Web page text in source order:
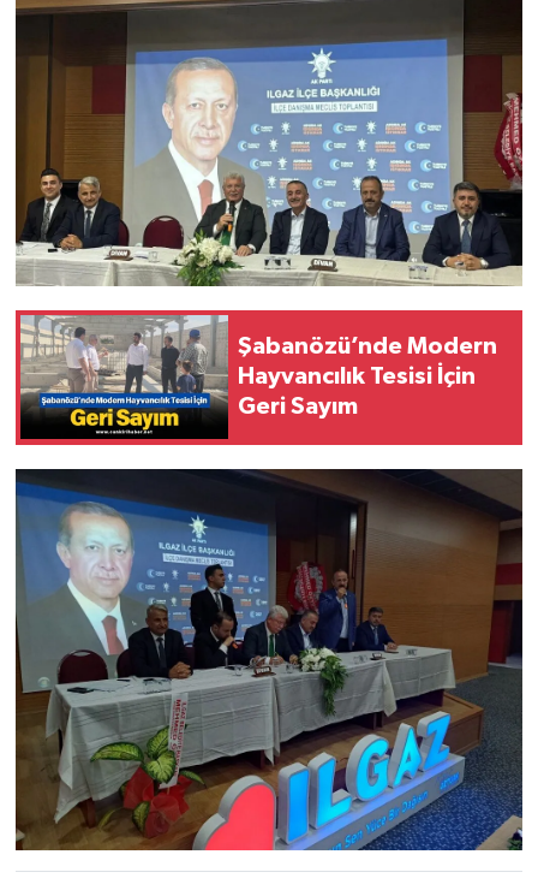
Şabanözü’nde Modern
Hayvancılık Tesisi İçin
Geri Sayım